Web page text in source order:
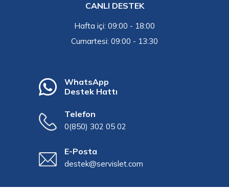
CANLI DESTEK
Hafta içi: 09:00 - 18:00
Cumartesi: 09:00 - 13:30
WhatsApp
Destek Hattı
Telefon
0(850) 302 05 02
E-Posta
destek@servislet.com